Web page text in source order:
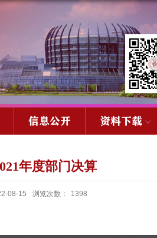
信息公开 资料下载
年度部门决算
08-15 浏览次数： 1398